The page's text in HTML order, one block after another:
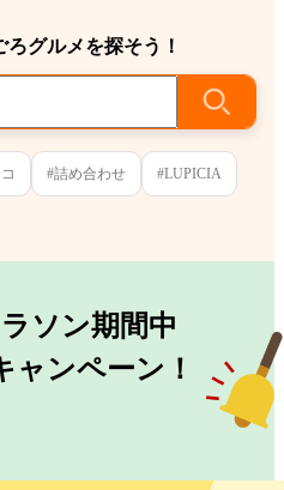
ろグルメを探そう！
#詰め合わせ #LUPICIA
ソン期間中
ャンペーン！